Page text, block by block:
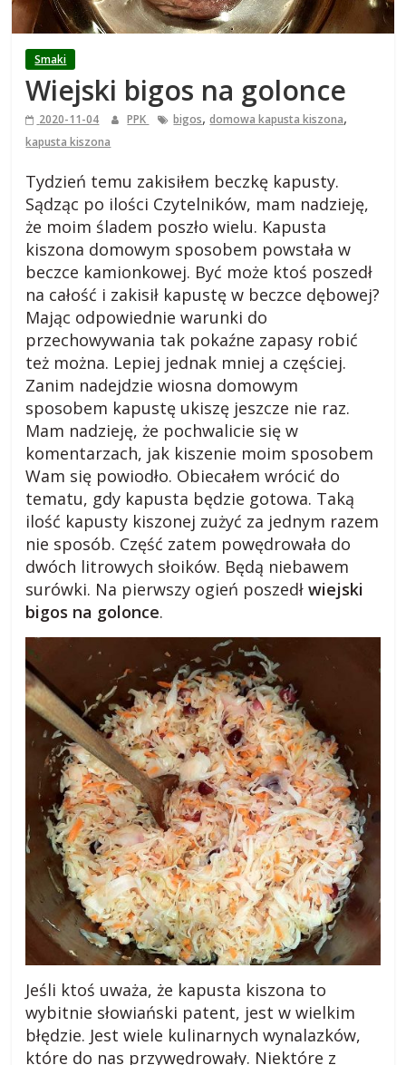
e
s
k
b
o
g
m
e
b
o
Smaki
Wiejski bigos na golonce
2020-11-04 PPK bigos,domowa kapusta kiszona,
kapusta kiszona
Tydzień temu zakisiłem beczkę kapusty.
Sądząc po ilości Czytelników, mam nadzieję,
że moim śladem poszło wielu. Kapusta
kiszona domowym sposobem powstała w
beczce kamionkowej. Być może ktoś poszedł
na całość i zakisił kapustę w beczce dębowej?
Mając odpowiednie warunki do
przechowywania tak pokaźne zapasy robić
też można. Lepiej jednak mniej a częściej.
Zanim nadejdzie wiosna domowym
sposobem kapustę ukiszę jeszcze nie raz.
Mam nadzieję, że pochwalicie się w
komentarzach, jak kiszenie moim sposobem
Wam się powiodło. Obiecałem wrócić do
tematu, gdy kapusta będzie gotowa. Taką
ilość kapusty kiszonej zużyć za jednym razem
nie sposób. Część zatem powędrowała do
dwóch litrowych słoików. Będą niebawem
surówki. Na pierwszy ogień poszedłwiejski
bigos na golonce.
Jeśli ktoś uważa, że kapusta kiszona to
wybitnie słowiański patent, jest w wielkim
błędzie. Jest wiele kulinarnych wynalazków,
które do nas przywędrowały. Niektóre z